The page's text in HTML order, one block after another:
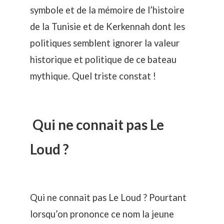
symbole et de la mémoire de l’histoire
de la Tunisie et de Kerkennah dont les
politiques semblent ignorer la valeur
historique et politique de ce bateau
mythique. Quel triste constat !
Qui ne connait pas Le
Loud ?
Qui ne connait pas Le Loud ? Pourtant
lorsqu’on prononce ce nom la jeune